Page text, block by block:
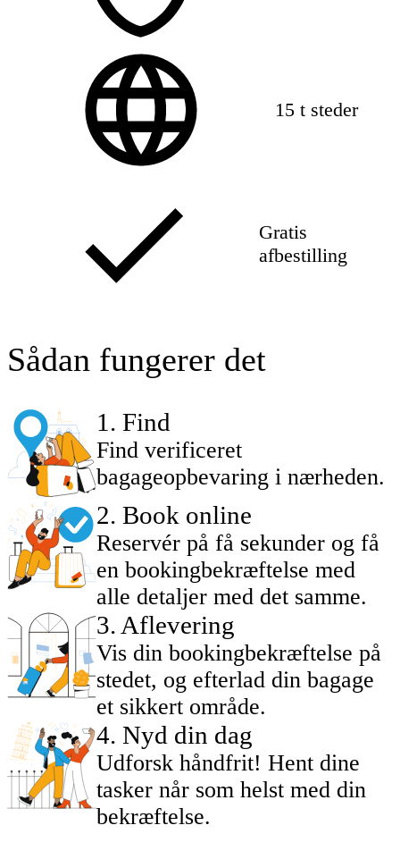
15 t steder
Gratis
afbestilling
Sådan fungerer det
1 . Find
Find verificeret
bagageopbevaring i nærheden.
2. Book online
Reservér på få sekunder og få
en bookingbekræftelse med
alle detaljer med det samme.
3. Aflevering
Vis din bookingbekræftelse på
stedet, og efterlad din bagage
et sikkert område.
4. Nyd din dag
Udforsk håndfrit! Hent dine
tasker når som helst med din
bekræftelse.